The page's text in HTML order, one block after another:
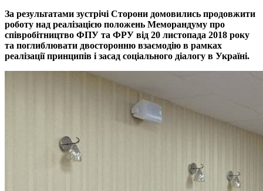
За результатами зустрічі Сторони домовились продовжити
роботу над реалізацією положень Меморандуму про
співробітництво ФПУ та ФРУ від 20 листопада 2018 року
та поглиблювати двосторонню взаємодію в рамках
реалізації принципів і засад соціального діалогу в Україні.